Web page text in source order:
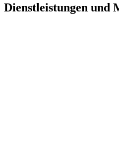
Dienstleistungen und